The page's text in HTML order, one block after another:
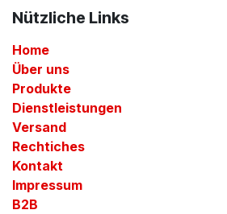
Nützliche Links
Home
Über uns
Produkte
Dienstleistungen
Versand
Rechtiches
Kontakt
Impressum
B2B